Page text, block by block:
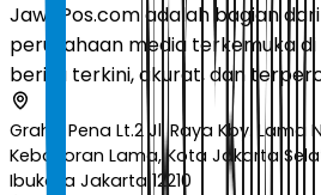
JawaPos.com adalah bagian
perusahaan media terkemuka di
berita terkini, akurat, dan
Graha Pena Lt.2 Jl. Raya Kby. Lama
Kebayoran Lama, Kota Jakarta
Ibukota Jakarta 12210